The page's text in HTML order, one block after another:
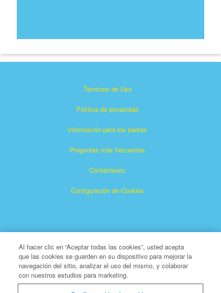
Términos de Uso
Política de privacidad
Información para los padres
Preguntas más frecuentes
Contáctenos
Configuración de Cookies
Superlibro es una marca registrada de The Christian
Broadcasting Network, Inc. Una organización benéfica 501
Al hacer clic en “Aceptar todas las cookies”, usted acepta
que las cookies se guarden en su dispositivo para mejorar la
navegación del sitio, analizar el uso del mismo, y colaborar
con nuestros estudios para marketing.